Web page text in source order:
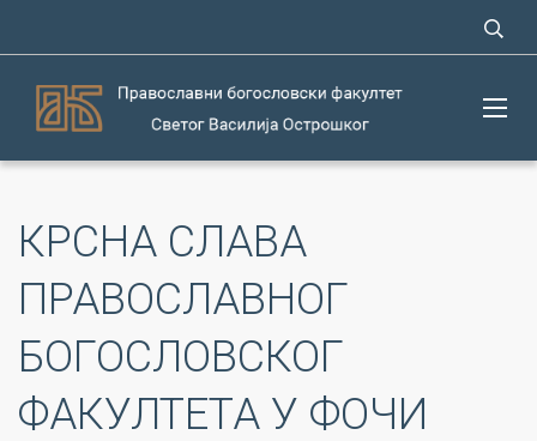
КРСНА СЛАВА
ПРАВОСЛАВНОГ
БОГОСЛОВСКОГ
ФАКУЛТЕТА У ФОЧИ